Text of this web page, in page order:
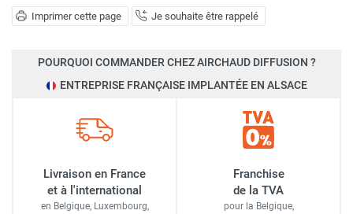
Imprimer cette page Je souhaite être rappelé
POURQUOI COMMANDER CHEZ AIRCHAUD DIFFUSION ?
ENTREPRISE FRANÇAISE IMPLANTÉE EN ALSACE
Livraison en France
et à l'international
en Belgique, Luxembourg,
Franchise
de la TVA
pour la Belgique,